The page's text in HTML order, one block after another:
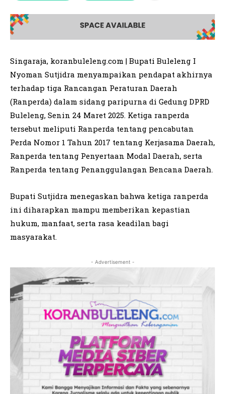
Singaraja, koranbuleleng.com | Bupati Buleleng I
Nyoman Sutjidra menyampaikan pendapat akhirnya
terhadap tiga Rancangan Peraturan Daerah
(Ranperda) dalam sidang paripurna di Gedung DPRD
Buleleng, Senin 24 Maret 2025. Ketiga ranperda
tersebut meliputi Ranperda tentang pencabutan
Perda Nomor 1 Tahun 2017 tentang Kerjasama Daerah,
Ranperda tentang Penyertaan Modal Daerah, serta
Ranperda tentang Penanggulangan Bencana Daerah.
Bupati Sutjidra menegaskan bahwa ketiga ranperda
ini diharapkan mampu memberikan kepastian
hukum, manfaat, serta rasa keadilan bagi
masyarakat.
- Advertisement -